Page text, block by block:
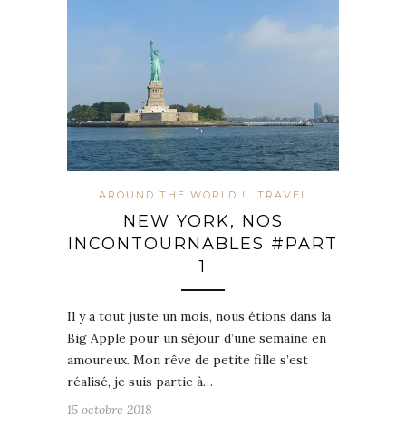
AROUND THE WORLD ! TRAVEL
NEW YORK, NOS
INCONTOURNABLES #PART
1
Il y a tout juste un mois, nous étions dans la
Big Apple pour un séjour d’une semaine en
amoureux. Mon rêve de petite fille s’est
réalisé, je suis partie à…
15 octobre 2018